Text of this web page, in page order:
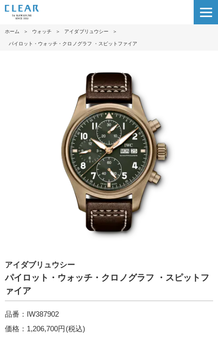
ホーム ＞ ウォッチ ＞ アイダブリュウシー ＞
パイロット・ウォッチ・クロノグラフ ・スピットファイア
アイダブリュウシー
パイロット・ウォッチ・クロノグラフ ・スピットフ
ァイア
品番：IW387902
価格：1,206,700円(税込)